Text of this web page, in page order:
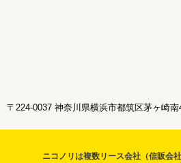
〒224-0037 神奈川県横浜市都筑区茅ヶ崎南
ニコノリは複数リース会社（信販会